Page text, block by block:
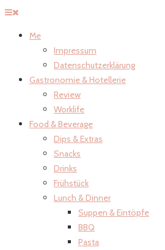
Me
Impressum
Datenschutzerklärung
Gastronomie & Hotellerie
Review
Worklife
Food & Beverage
Dips & Extras
Snacks
Drinks
Frühstück
Lunch & Dinner
Suppen & Eintöpfe
BBQ
Pasta